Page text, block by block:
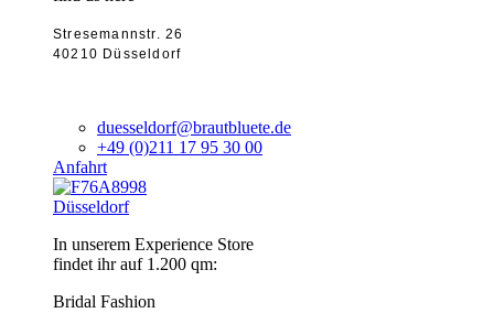
Stresemannstr. 26
40210 Düsseldorf
duesseldorf@brautbluete.de
+49 (0)211 17 95 30 00
Anfahrt
Düsseldorf
In unserem Experience Store
findet ihr auf 1.200 qm:
Bridal Fashion